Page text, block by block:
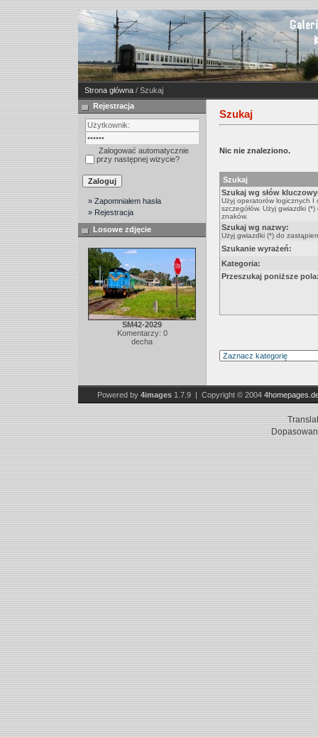
Strona główna / Szukaj
Rejestracja
Zalogować automatycznie
przy następnej wizycie?
» Zapomniałem hasła
» Rejestracja
Losowe zdjęcie
SM42-2029
Komentarzy: 0
decha
Szukaj
Nic nie znaleziono.
Szukaj
Szukaj wg słów
Użyj operatorów logicznych I
szczegółów. Użyj gwiazdki
znaków.
Szukaj wg nazwy:
Użyj gwiazdki (*) do
Szukanie wyrażeń:
Kategoria:
Przeszukaj poniższe
Powered by 4images 1.7.9 | Copyright © 2004